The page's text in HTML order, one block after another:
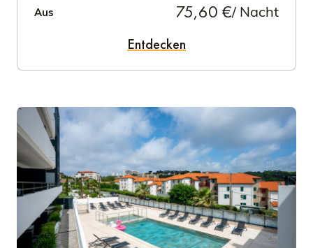
Aus 75,60 €/ Nacht
Entdecken